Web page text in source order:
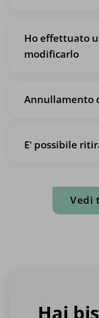
Ho effettuato
modificarlo
Annullamento
E' possibile
Vedi
Hai